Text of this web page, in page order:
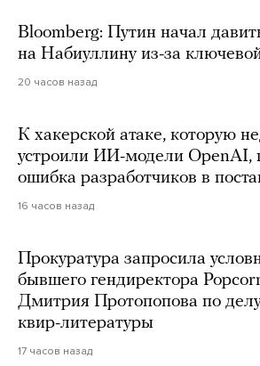
Bloomberg: Путин начал
на Набиуллину из-за
20 часов назад
К хакерской атаке, которую
устроили ИИ-модели OpenAI,
ошибка разработчиков в
16 часов назад
Прокуратура запросила
бывшего гендиректора
Дмитрия Протопопова по
квир-литературы
17 часов назад